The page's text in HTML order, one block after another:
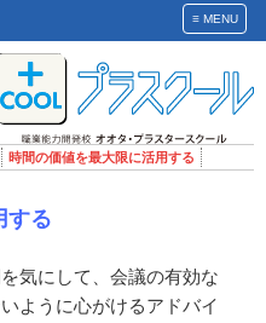
≡MENU
時間の価値を最大限に活用する
する
気にして、会議の有効な
ように心がけるアドバイ